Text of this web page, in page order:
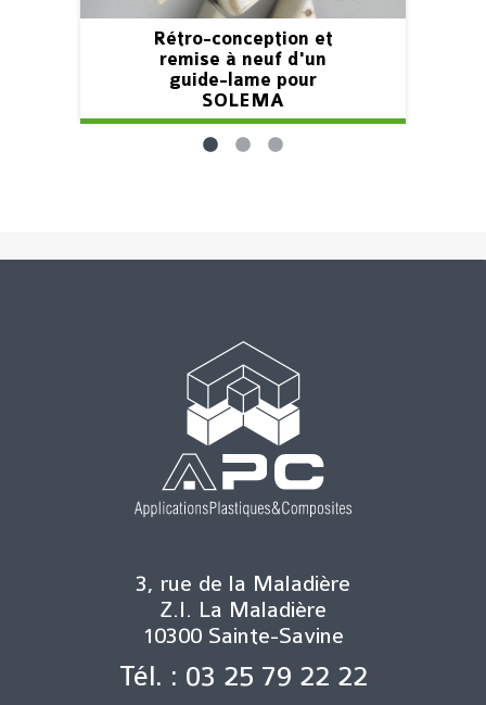
Rétro-conception et
remise à neuf d'un
guide-lame pour
SOLEMA
3, rue de la Maladière
Z.I. La Maladière
10300 Sainte-Savine
Tél. : 03 25 79 22 22